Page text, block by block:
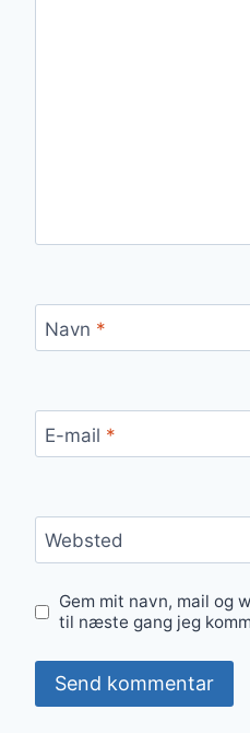
Navn *
E-mail *
Websted
Gem mit navn, mail og
til næste gang jeg